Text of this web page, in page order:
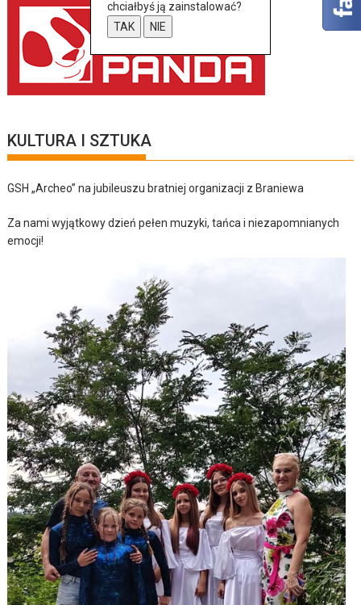
KULTURA I SZTUKA
GSH „Archeo” na jubileuszu bratniej organizacji z Braniewa
Za nami wyjątkowy dzień pełen muzyki, tańca i niezapomnianych
emocji!
chciałbyś ją zainstalować?
TAK
NIE